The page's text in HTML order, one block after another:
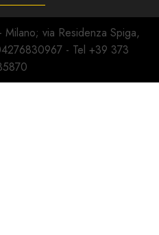
via Residenza Spiga,
- Tel +39 373